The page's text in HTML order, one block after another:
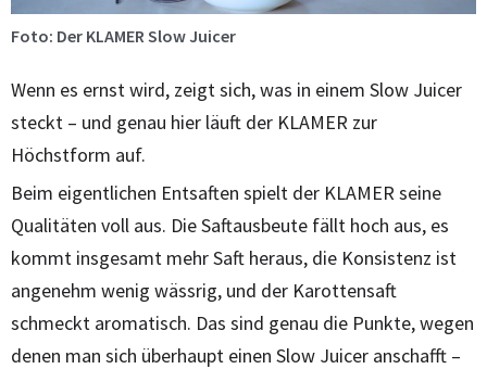
Foto: Der KLAMER Slow Juicer
Wenn es ernst wird, zeigt sich, was in einem Slow Juicer
steckt – und genau hier läuft der KLAMER zur
Höchstform auf.
Beim eigentlichen Entsaften spielt der KLAMER seine
Qualitäten voll aus. Die Saftausbeute fällt hoch aus, es
kommt insgesamt mehr Saft heraus, die Konsistenz ist
angenehm wenig wässrig, und der Karottensaft
schmeckt aromatisch. Das sind genau die Punkte, wegen
denen man sich überhaupt einen Slow Juicer anschafft –